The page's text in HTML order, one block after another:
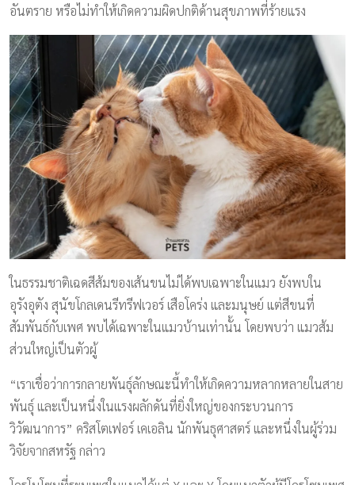
อันตราย หรือไม่ทำให้เกิดความผิดปกติด้านสุขภาพที่ร้ายแรง
ในธรรมชาติเฉดสีส้มของเส้นขนไม่ได้พบเฉพาะในแมว ยังพบใน
อุรังอุตัง สุนัขโกลเดนรีทรีฟเวอร์ เสือโคร่ง และมนุษย์ แต่สีขนที่
สัมพันธ์กับเพศ พบได้เฉพาะในแมวบ้านเท่านั้น โดยพบว่า แมวส้ม
ส่วนใหญ่เป็นตัวผู้
“เราเชื่อว่าการกลายพันธุ์ลักษณะนี้ทำให้เกิดความหลากหลายในสาย
พันธุ์ และเป็นหนึ่งในแรงผลักดันที่ยิ่งใหญ่ของกระบวนการ
วิวัฒนาการ” คริสโตเฟอร์ เคเอลิน นักพันธุศาสตร์ และหนึ่งในผู้ร่วม
วิจัยจากสหรัฐ กล่าว